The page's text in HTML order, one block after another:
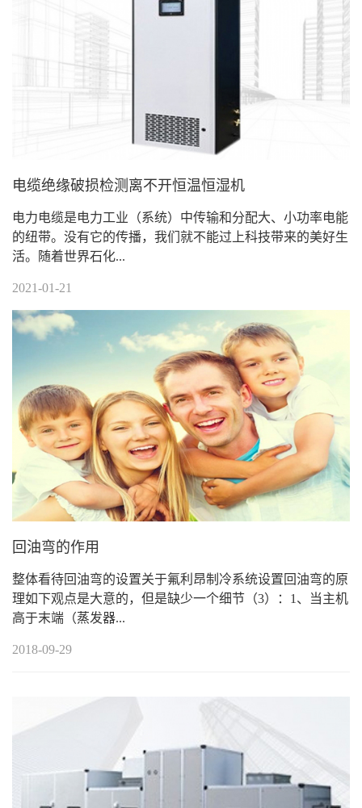
电缆绝缘破损检测离不开恒温恒湿机
电力电缆是电力工业（系统）中传输和分配大、小功率电能
的纽带。没有它的传播，我们就不能过上科技带来的美好生
活。随着世界石化...
2021-01-21
回油弯的作用
整体看待回油弯的设置关于氟利昂制冷系统设置回油弯的原
理如下观点是大意的，但是缺少一个细节（3）：1、当主机
高于末端（蒸发器...
2018-09-29